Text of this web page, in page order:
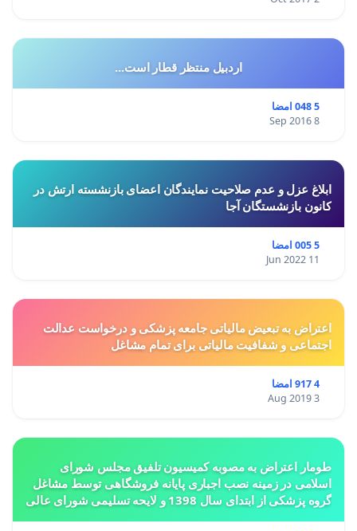
اردبیل منتظر قطار است...
5 048 امضا
8 Sep 2016
ابلاغ عزل و عدم صلاحیت نمایندگان اعضای بازنشسته ارتش در
کانون بازنشستگان آجا
5 005 امضا
11 Jun 2022
اعتراض به تبعیض مالیاتی جامعه پزشکی و درخواست عدالت
اجتماعی و شفافیت مالیاتی برای تمام مشاغل
4 917 امضا
3 Aug 2019
طومار اعتراض به مصوبه کمیسیون تلفیق مجلس شورای
اسلامی در زمینه نصب اجباری پایانه فروشگاهی توسط مشاغل
گروه پزشکی از ابتدای سال 1398 و لایحه تسلیمی شورای عالی